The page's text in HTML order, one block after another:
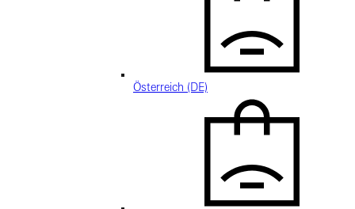
Österreich (DE)